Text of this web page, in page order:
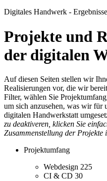
Digitales Handwerk - Ergebnisse
Projekte und
der digitalen
Auf diesen Seiten stellen wir
Realisierungen vor, die wir
Filter, wählen Sie
um sich anzusehen, was wir für
digitalen Handwerkstatt
zu deaktiveren, klicken Sie
Zusammenstellung der Projekte
Projektumfang
Webdesign 225
CI & CD 30